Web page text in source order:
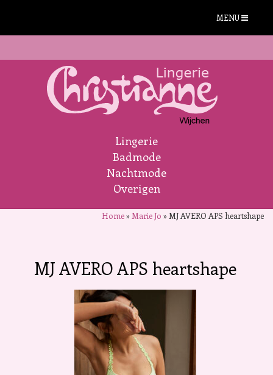
MENU
Lingerie
Badmode
Nachtmode
Overigen
Home» Marie Jo » MJ AVERO APS heartshape
MJ AVERO APS heartshape